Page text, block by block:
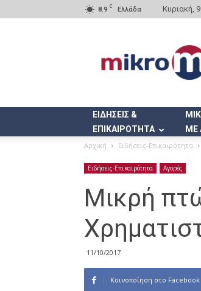
8.9 C Ελλάδα Κυριακή,
ΕΙΔΗΣΕΙΣ &
ΕΠΙΚΑΙΡΟΤΗΤΑ
ΜΕ
Αρχική Ειδήσεις-Επικαιρότητα
Ειδήσεις-Επικαιρότητα Αγορές
Μικρή
11/10/2017
Κοινοποίηση στο Facebook